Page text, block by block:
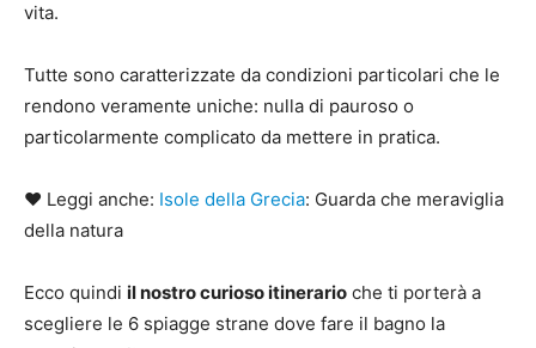
vita.
Tutte sono caratterizzate da condizioni particolari che le
rendono veramente uniche: nulla di pauroso o
particolarmente complicato da mettere in pratica.
♥ Leggi anche: Isole della Grecia: Guarda che meraviglia
della natura
Ecco quindi il nostro curioso itinerario che ti porterà a
scegliere le 6 spiagge strane dove fare il bagno la